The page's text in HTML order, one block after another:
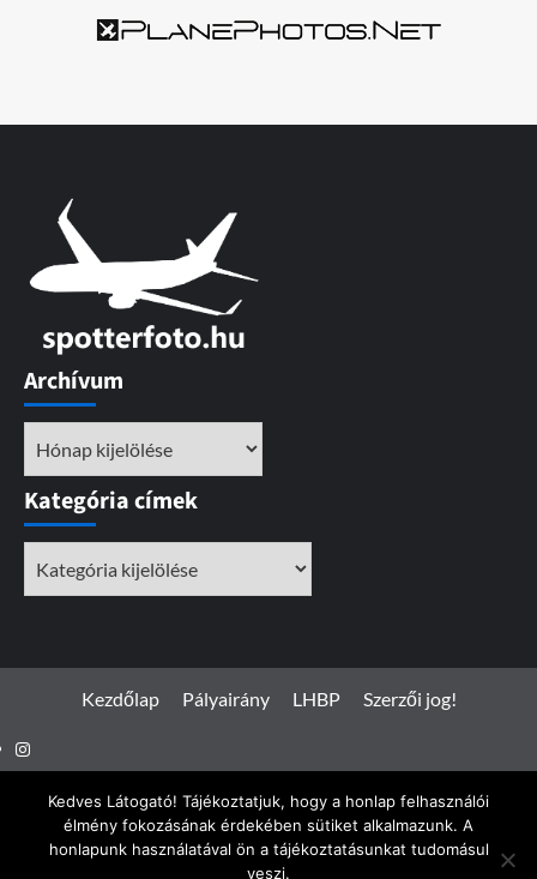
Archívum
Kategória címek
Kezdőlap Pályairány LHBP Szerzői jog!
Instagram
Kedves Látogató! Tájékoztatjuk, hogy a honlap felhasználói
élmény fokozásának érdekében sütiket alkalmazunk. A
honlapunk használatával ön a tájékoztatásunkat tudomásul
veszi.